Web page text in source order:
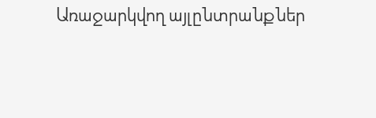
Առաջարկվող այլընտրանքներ